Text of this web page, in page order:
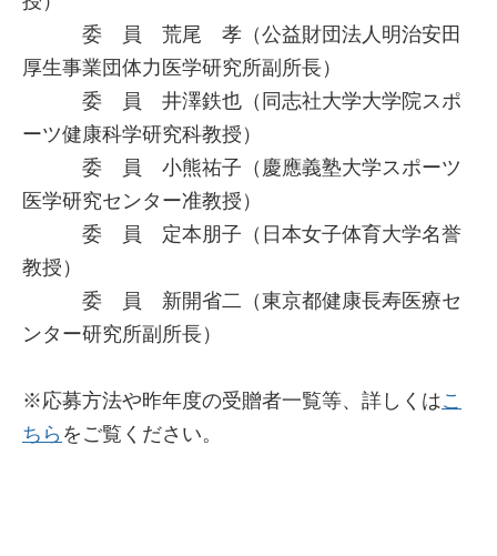
委 員 荒尾 孝（公益財団法人明治安田
厚生事業団体力医学研究所副所長）
委 員 井澤鉄也（同志社大学大学院スポ
ーツ健康科学研究科教授）
委 員 小熊祐子（慶應義塾大学スポーツ
医学研究センター准教授）
委 員 定本朋子（日本女子体育大学名誉
教授）
委 員 新開省二（東京都健康長寿医療セ
ンター研究所副所長）
※応募方法や昨年度の受贈者一覧等、詳しくはこ
ちら をご覧ください。